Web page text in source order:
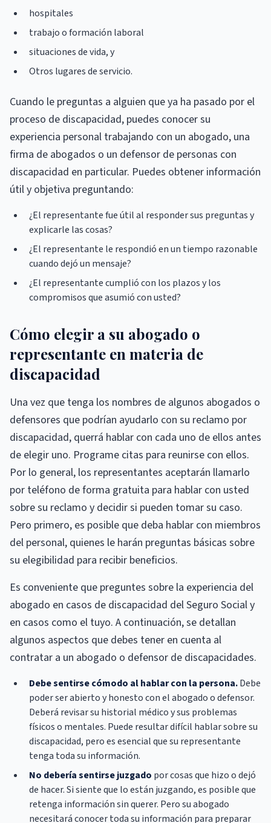
hospitales
trabajo o formación laboral
situaciones de vida, y
Otros lugares de servicio.
Cuando le preguntas a alguien que ya ha pasado por el
proceso de discapacidad, puedes conocer su
experiencia personal trabajando con un abogado, una
firma de abogados o un defensor de personas con
discapacidad en particular. Puedes obtener información
útil y objetiva preguntando:
¿El representante fue útil al responder sus preguntas y
explicarle las cosas?
¿El representante le respondió en un tiempo razonable
cuando dejó un mensaje?
¿El representante cumplió con los plazos y los
compromisos que asumió con usted?
Cómo elegir a su abogado o
representante en materia de
discapacidad
Una vez que tenga los nombres de algunos abogados o
defensores que podrían ayudarlo con su reclamo por
discapacidad, querrá hablar con cada uno de ellos antes
de elegir uno. Programe citas para reunirse con ellos.
Por lo general, los representantes aceptarán llamarlo
por teléfono de forma gratuita para hablar con usted
sobre su reclamo y decidir si pueden tomar su caso.
Pero primero, es posible que deba hablar con miembros
del personal, quienes le harán preguntas básicas sobre
su elegibilidad para recibir beneficios.
Es conveniente que preguntes sobre la experiencia del
abogado en casos de discapacidad del Seguro Social y
en casos como el tuyo. A continuación, se detallan
algunos aspectos que debes tener en cuenta al
contratar a un abogado o defensor de discapacidades.
Debe sentirse cómodo al hablar con la persona.Debe
poder ser abierto y honesto con el abogado o defensor.
Deberá revisar su historial médico y sus problemas
físicos o mentales. Puede resultar difícil hablar sobre su
discapacidad, pero es esencial que su representante
tenga toda su información.
No debería sentirse juzgado por cosas que hizo o dejó
de hacer. Si siente que lo están juzgando, es posible que
retenga información sin querer. Pero su abogado
necesitará conocer toda su información para preparar